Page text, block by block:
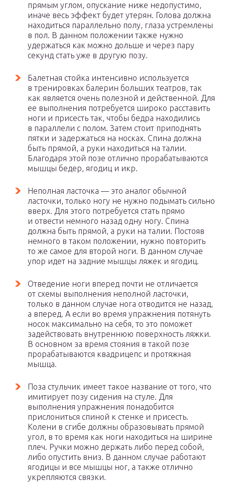
прямым углом, опускание ниже недопустимо,
иначе весь эффект будет утерян. Голова должна
находиться параллельно полу, глаза устремлены
в пол. В данном положении также нужно
удержаться как можно дольше и через пару
секунд стать уже в другую позу.
Балетная стойка интенсивно используется
в тренировках балерин больших театров, так
как является очень полезной и действенной. Для
ее выполнения потребуется широко расставить
ноги и присесть так, чтобы бедра находились
в параллели с полом. Затем стоит приподнять
пятки и задержаться на носках. Спина должна
быть прямой, а руки находиться на талии.
Благодаря этой позе отлично прорабатываются
мышцы бедер, ягодиц и икр.
Неполная ласточка — это аналог обычной
ласточки, только ногу не нужно подымать сильно
вверх. Для этого потребуется стать прямо
и отвести немного назад одну ногу. Спина
должна быть прямой, а руки на талии. Постояв
немного в таком положении, нужно повторить
то же самое для второй ноги. В данном случае
упор идет на задние мышцы ляжек и ягодиц.
Отведение ноги вперед почти не отличается
от схемы выполнения неполной ласточки,
только в данном случае нога отводится не назад,
а вперед. А если во время упражнения потянуть
носок максимально на себя, то это поможет
задействовать внутреннюю поверхность ляжки.
В основном за время стояния в такой позе
прорабатываются квадрицепс и протяжная
мышца.
Поза стульчик имеет такое название от того, что
имитирует позу сидения на стуле. Для
выполнения упражнения понадобится
прислониться спиной к стенке и присесть.
Колени в сгибе должны образовывать прямой
угол, в то время как ноги находиться на ширине
плеч. Ручки можно держать либо перед собой,
либо опустить вниз. В данном случае работают
ягодицы и все мышцы ног, а также отлично
укрепляются связки.